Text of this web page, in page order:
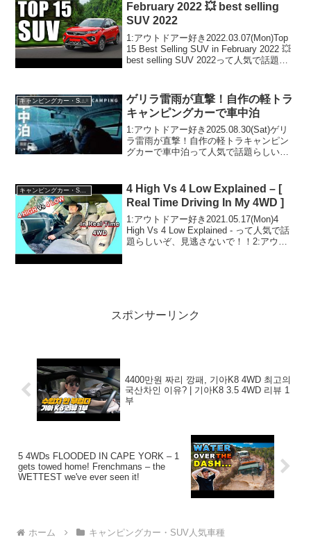
February 2022 💥 best selling
SUV 2022
1:アウトドアー好き2022.03.07(Mon)Top
15 Best Selling SUV in February 2022 💥
best selling SUV 2022って人気で話題ら
キャンピングカー・SUV人気車種
ゲリラ雷雨が直撃！自作の軽トラ
キャンピングカーで車中泊
1:アウトドアー好き2025.08.30(Sat)ゲリ
ラ雷雨が直撃！自作の軽トラキャンピン
グカーで車中泊って人気で話題らしい
3:アウトドアー好き202...
キャンピングカー・SUV人気車種
4 High Vs 4 Low Explained – [
Real Time Driving In My 4WD ]
1:アウトドアー好き2021.05.17(Mon)4
High Vs 4 Low Explained - って人気で話
題らしいぞ、見逃さないで！！2:アウト
スポンサーリンク
4400만원 짜리 깡패, 기아K8 4WD 최고의
국산차인 이유? | 기아K8 3.5 4WD 리뷰 1
부
5 4WDs FLOODED IN CAPE YORK – 1
gets towed home! Frenchmans – the
WETTEST we've ever seen it!
ホーム キャンピングカー・SUV人気車種